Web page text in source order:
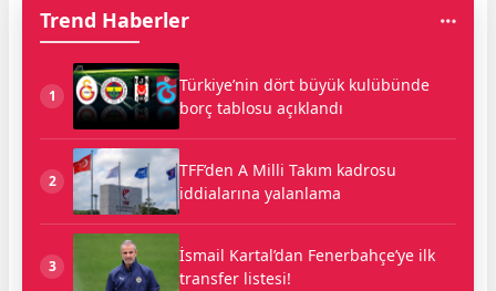
Trend Haberler
1
Türkiye’nin dört büyük kulübünde
borç tablosu açıklandı
2
TFF’den A Milli Takım kadrosu
iddialarına yalanlama
3
İsmail Kartal’dan Fenerbahçe’ye ilk
transfer listesi!